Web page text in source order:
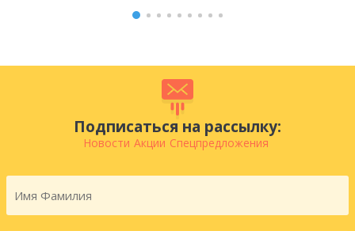
Подписаться на рассылку:
Новости Акции Спецпредложения